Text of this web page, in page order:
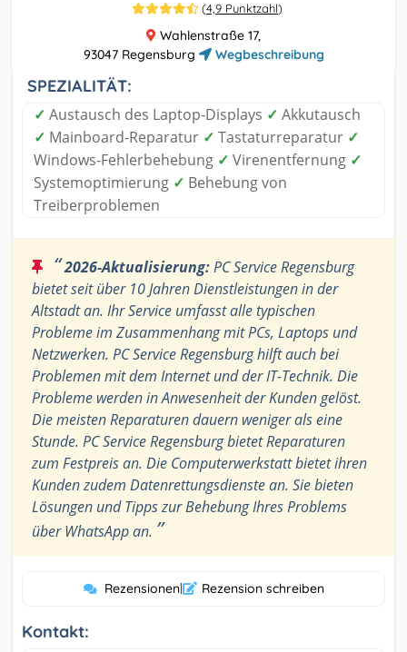
(4,9 Punktzahl)
Wahlenstraße 17,
93047 Regensburg
Wegbeschreibung
SPEZIALITÄT:
✓ Austausch des Laptop-Displays ✓ Akkutausch
✓ Mainboard-Reparatur ✓ Tastaturreparatur ✓
Windows-Fehlerbehebung ✓ Virenentfernung ✓
Systemoptimierung ✓ Behebung von
Treiberproblemen
“2026-Aktualisierung:PC Service Regensburg
bietet seit über 10 Jahren Dienstleistungen in der
Altstadt an. Ihr Service umfasst alle typischen
Probleme im Zusammenhang mit PCs, Laptops und
Netzwerken. PC Service Regensburg hilft auch bei
Problemen mit dem Internet und der IT-Technik. Die
Probleme werden in Anwesenheit der Kunden gelöst.
Die meisten Reparaturen dauern weniger als eine
Stunde. PC Service Regensburg bietet Reparaturen
zum Festpreis an. Die Computerwerkstatt bietet ihren
Kunden zudem Datenrettungsdienste an. Sie bieten
Lösungen und Tipps zur Behebung Ihres Problems
über WhatsApp an. ”
Rezensionen| Rezension schreiben
Kontakt: